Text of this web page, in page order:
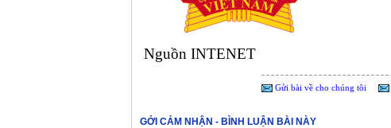
Nguồn INTENET
Gửi bài về cho chúng tôi
GỞI CẢM NHẬN - BÌNH LUẬN BÀI NÀY